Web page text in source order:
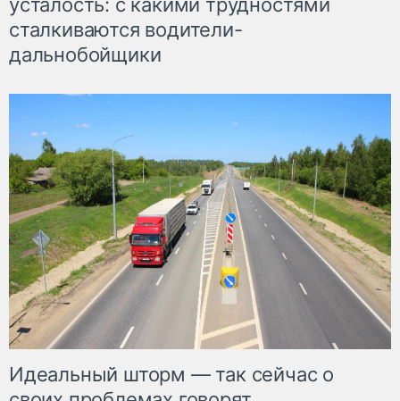
усталость: с какими трудностями
сталкиваются водители-
дальнобойщики
Идеальный шторм — так сейчас о